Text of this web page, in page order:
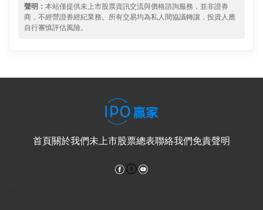
聲明： 本站僅提供未上市股票資訊交流與價格諮詢服務，並非證券
商，不經營證券經紀業務。所有交易均為私人間協議轉讓，投資人應
自行審慎評估風險。
首頁關於我們未上市股票總表聯絡我們免責聲明
Facebook